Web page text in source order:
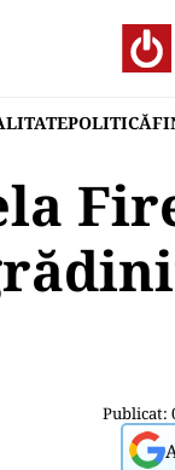
POLITICĂ
Publicat: